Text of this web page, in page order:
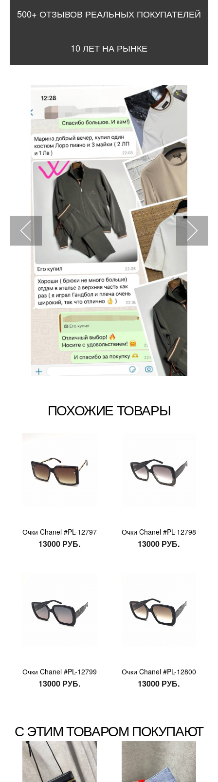
500+ ОТЗЫВОВ РЕАЛЬНЫХ ПОКУПАТЕЛЕЙ
10 ЛЕТ НА РЫНКЕ
ПОХОЖИЕ ТОВАРЫ
Очки Chanel #PL-12797
13000 РУБ.
Очки Chanel #PL-12798
13000 РУБ.
Очки Chanel #PL-12799
13000 РУБ.
Очки Chanel #PL-12800
13000 РУБ.
С ЭТИМ ТОВАРОМ ПОКУПАЮТ